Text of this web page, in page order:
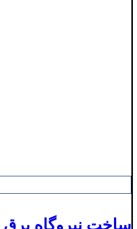
ساخت نیروگاه برق